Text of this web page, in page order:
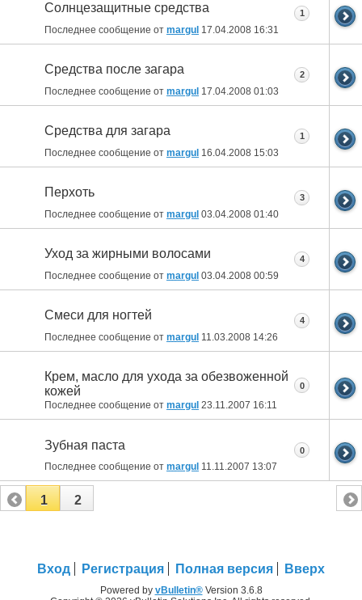
Солнцезащитные средства
Последнее сообщение от margul 17.04.2008 16:31
1
Средства после загара
Последнее сообщение от margul 17.04.2008 01:03
2
Средства для загара
Последнее сообщение от margul 16.04.2008 15:03
1
Перхоть
Последнее сообщение от margul 03.04.2008 01:40
3
Уход за жирными волосами
Последнее сообщение от margul 03.04.2008 00:59
4
Смеси для ногтей
Последнее сообщение от margul 11.03.2008 14:26
4
Крем, масло для ухода за обезвоженной
кожей
Последнее сообщение от margul 23.11.2007 16:11
0
Зубная паста
Последнее сообщение от margul 11.11.2007 13:07
0
1 2
Вход Регистрация Полная версия Вверх
Powered by vBulletin®Version 3.6.8